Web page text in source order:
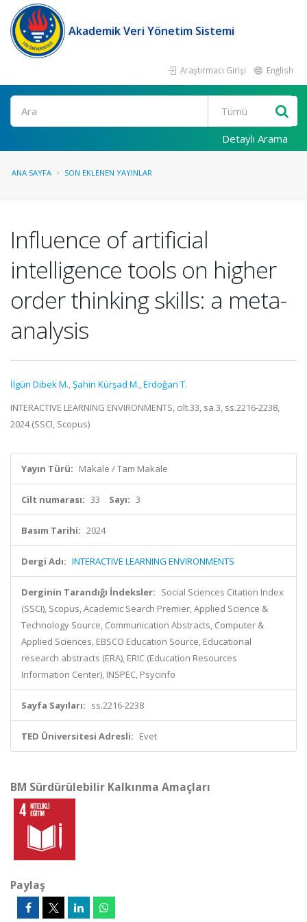
Akademik Veri Yönetim Sistemi
Araştırmacı Girişi English
Ara
Detaylı Arama
ANA SAYFA SON EKLENEN YAYINLAR
Influence of artificial
intelligence tools on higher
order thinking skills: a meta-
analysis
İlgün Dibek M.,Şahin Kürşad M.,Erdoğan T.
INTERACTIVE LEARNING ENVIRONMENTS, cilt.33, sa.3, ss.2216-2238,
2024 (SSCI, Scopus)
Yayın Türü: Makale / Tam Makale
Cilt numarası: 33 Sayı: 3
Basım Tarihi: 2024
Dergi Adı: INTERACTIVE LEARNING ENVIRONMENTS
Derginin Tarandığı İndeksler: Social Sciences Citation Index
(SSCI), Scopus, Academic Search Premier, Applied Science &
Technology Source, Communication Abstracts, Computer &
Applied Sciences, EBSCO Education Source, Educational
research abstracts (ERA), ERIC (Education Resources
Information Center), INSPEC, Psycinfo
Sayfa Sayıları: ss.2216-2238
TED Üniversitesi Adresli: Evet
BM Sürdürülebilir Kalkınma Amaçları
Paylaş